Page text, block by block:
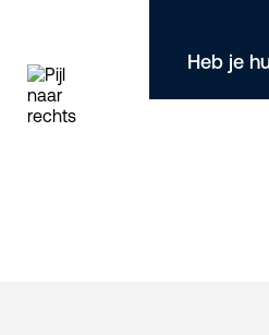
Heb je